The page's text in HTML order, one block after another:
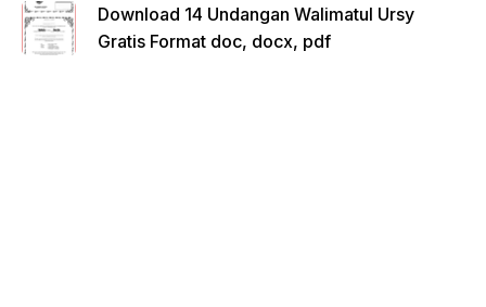
Download 14 Undangan Walimatul Ursy
Gratis Format doc, docx, pdf